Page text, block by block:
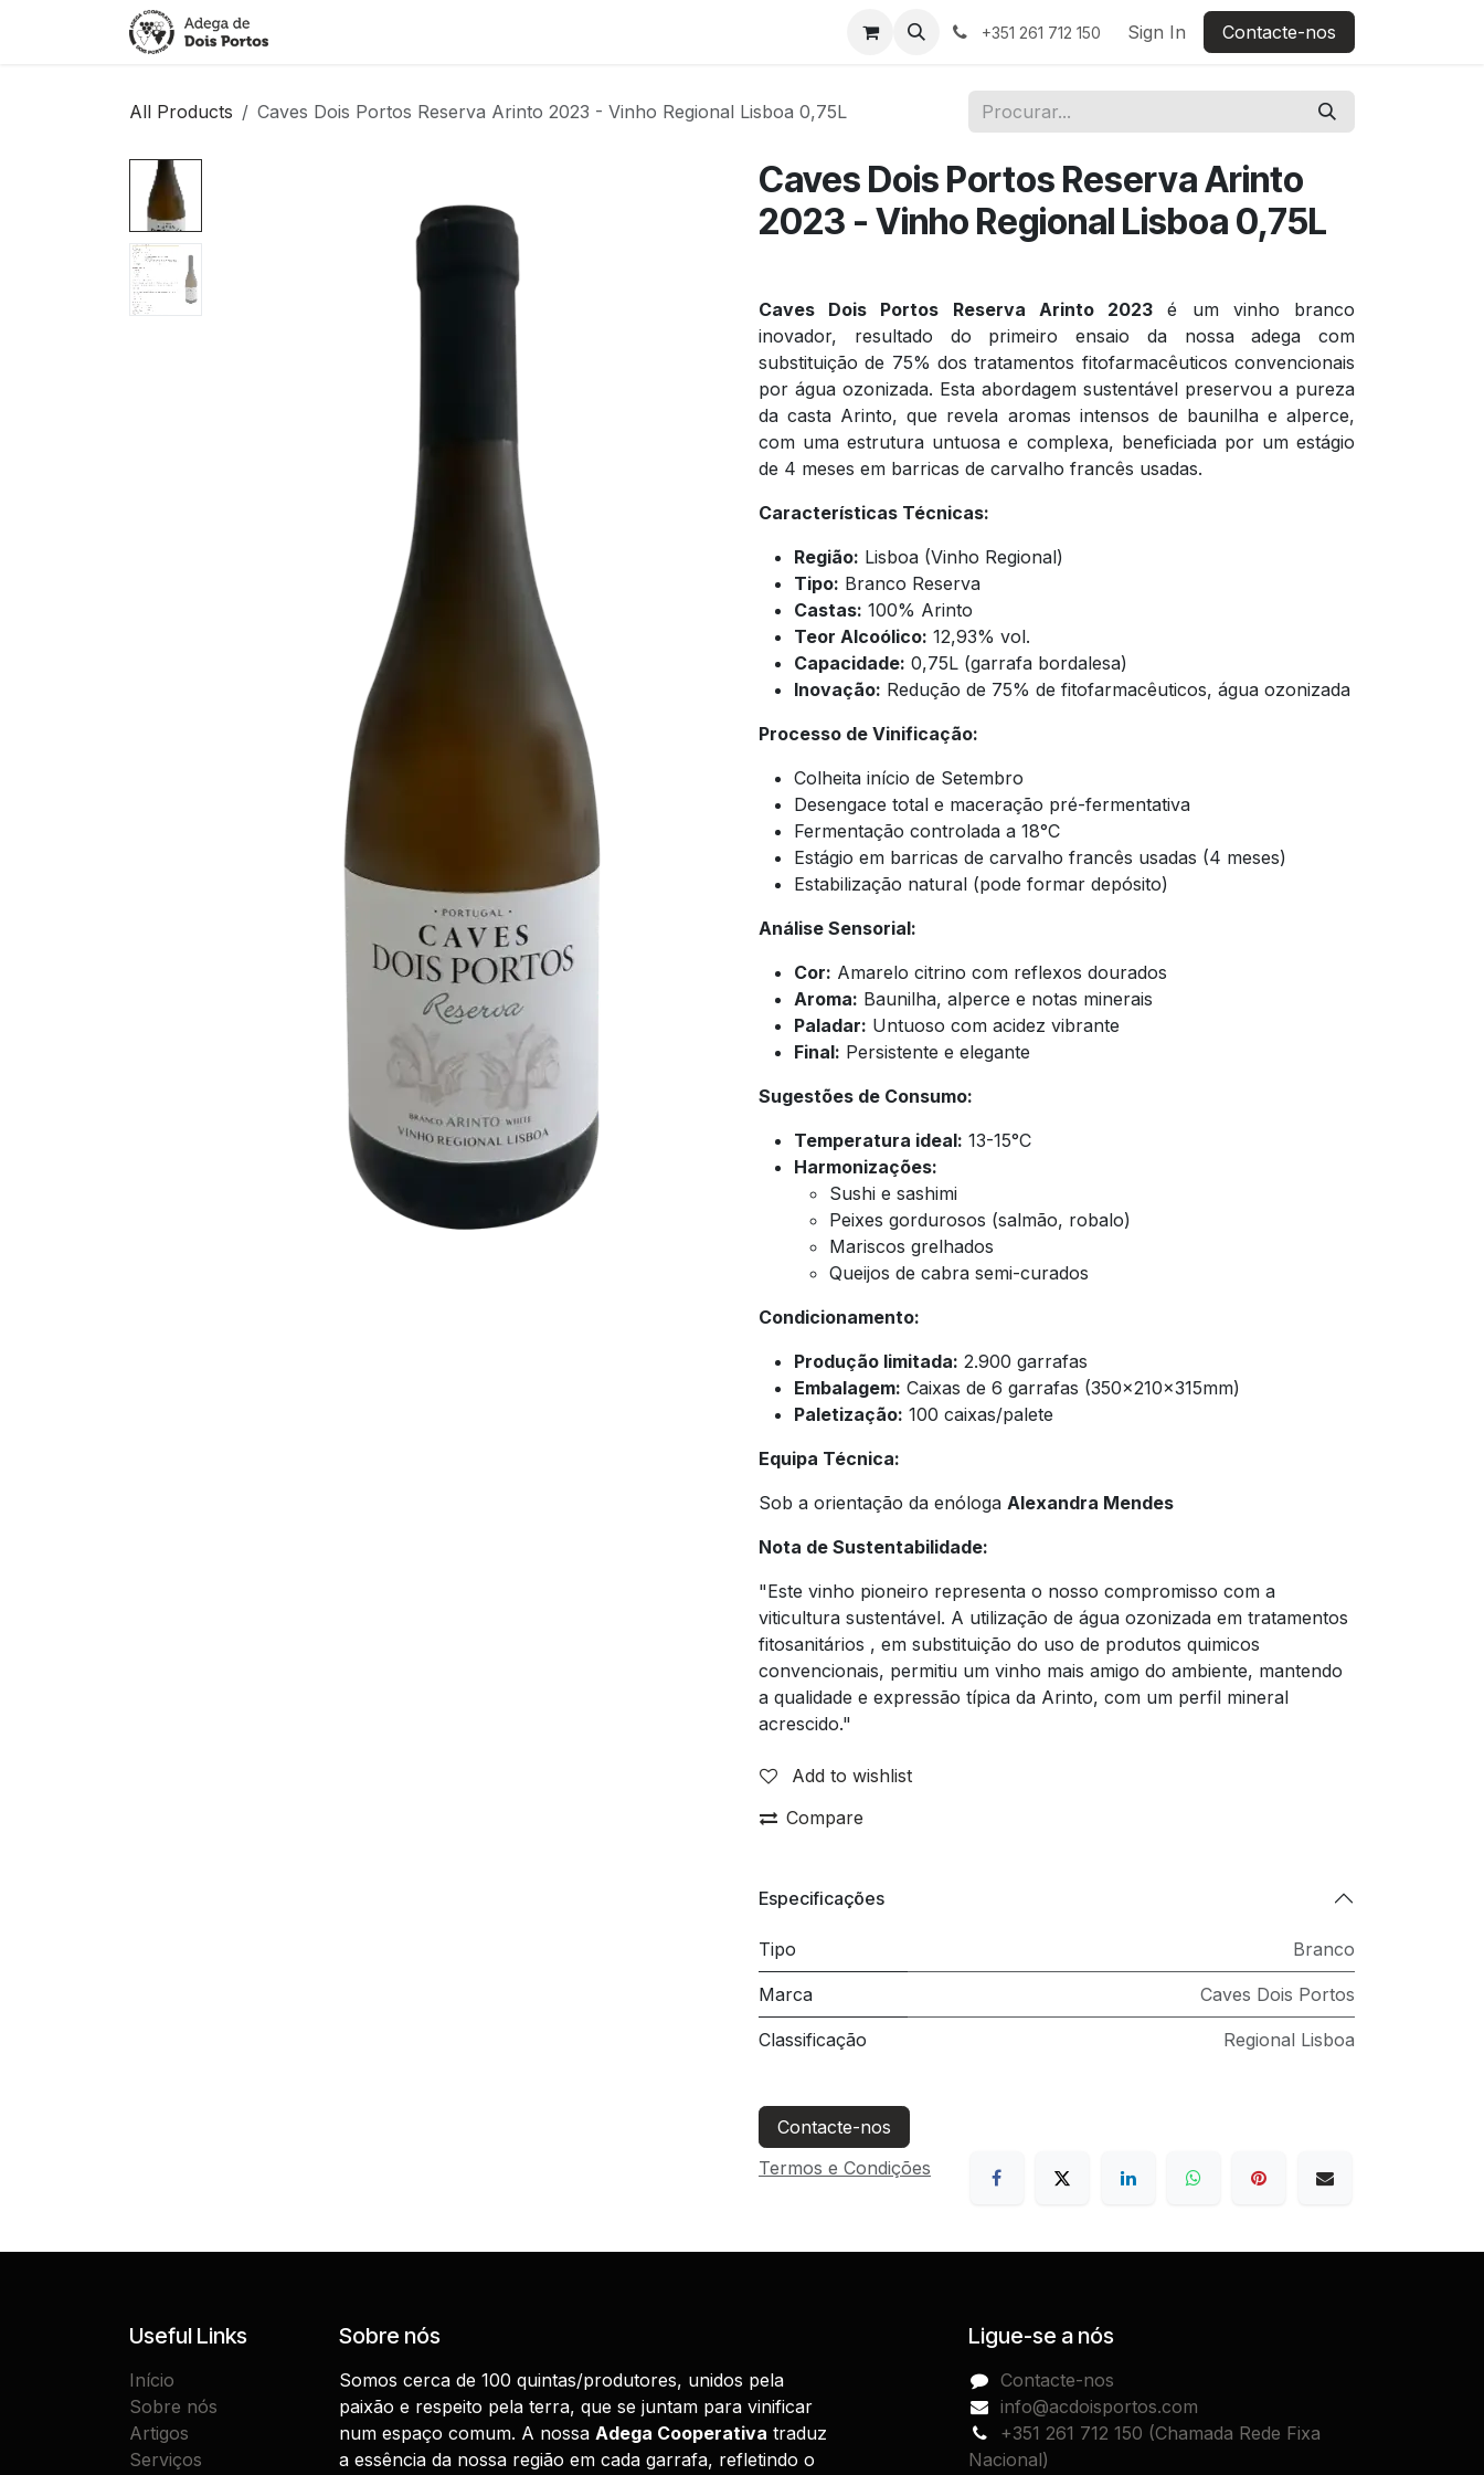
+351 261 712 150 Sign In Contacte-nos
All Products Caves Dois Portos Reserva Arinto 2023 - Vinho Regional Lisboa 0,75L
Caves Dois Portos Reserva Arinto
2023 - Vinho Regional Lisboa 0,75L
Caves Dois Portos Reserva Arinto 2023 é um vinho branco
inovador, resultado do primeiro ensaio da nossa adega com
substituição de 75% dos tratamentos fitofarmacêuticos convencionais
por água ozonizada. Esta abordagem sustentável preservou a pureza
da casta Arinto, que revela aromas intensos de baunilha e alperce,
com uma estrutura untuosa e complexa, beneficiada por um estágio
de 4 meses em barricas de carvalho francês usadas.
Características Técnicas:
Região: Lisboa (Vinho Regional)
Tipo: Branco Reserva
Castas: 100% Arinto
Teor Alcoólico: 12,93% vol.
Capacidade: 0,75L (garrafa bordalesa)
Inovação: Redução de 75% de fitofarmacêuticos, água ozonizada
Processo de Vinificação:
Colheita início de Setembro
Desengace total e maceração pré-fermentativa
Fermentação controlada a 18°C
Estágio em barricas de carvalho francês usadas (4 meses)
Estabilização natural (pode formar depósito)
Análise Sensorial:
Cor: Amarelo citrino com reflexos dourados
Aroma: Baunilha, alperce e notas minerais
Paladar: Untuoso com acidez vibrante
Final: Persistente e elegante
Sugestões de Consumo:
Temperatura ideal: 13-15°C
Harmonizações:
Sushi e sashimi
Peixes gordurosos (salmão, robalo)
Mariscos grelhados
Queijos de cabra semi-curados
Condicionamento:
Produção limitada: 2.900 garrafas
Embalagem: Caixas de 6 garrafas (350x210x315mm)
Paletização: 100 caixas/palete
Equipa Técnica:
Sob a orientação da enóloga Alexandra Mendes
Nota de Sustentabilidade:
"Este vinho pioneiro representa o nosso compromisso com a
viticultura sustentável. A utilização de água ozonizada em tratamentos
fitosanitários , em substituição do uso de produtos quimicos
convencionais, permitiu um vinho mais amigo do ambiente, mantendo
a qualidade e expressão típica da Arinto, com um perfil mineral
acrescido."
Add to wishlist
Compare
Especificações
Tipo Branco
Marca Caves Dois Portos
Classificação Regional Lisboa
Contacte-nos
Termos e Condições
Useful Links
Início
Sobre nós
Artigos
Serviços
Sobre nós
Somos cerca de 100 quintas/produtores, unidos pela
paixão e respeito pela terra, que se juntam para vinificar
num espaço comum. A nossa Adega Cooperativa traduz
a essência da nossa região em cada garrafa, refletindo o
Ligue-se a nós
Contacte-nos
info@acdoisportos.com
+351 261 712 150 (Chamada Rede Fixa
Nacional)